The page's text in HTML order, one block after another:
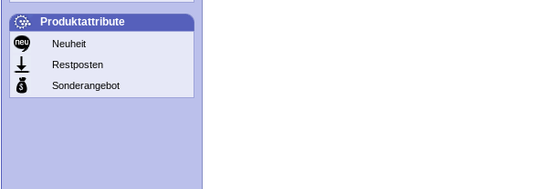
Produktattribute
Neuheit
Restposten
Sonderangebot